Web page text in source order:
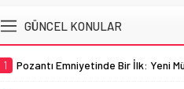
Ağustos 2026
düzenlenecek
kutlanacak. Adana
Yükseköğretim
(YKS) maratonunu
üniversite
ücretsiz tercih
GÜNCEL KONULAR
1 Pozantı Emniyetinde Bir İlk: Yeni Müdür Musa Yabacı